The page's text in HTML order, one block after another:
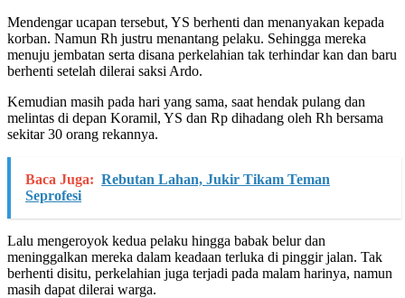
Mendengar ucapan tersebut, YS berhenti dan menanyakan kepada
korban. Namun Rh justru menantang pelaku. Sehingga mereka
menuju jembatan serta disana perkelahian tak terhindar kan dan baru
berhenti setelah dilerai saksi Ardo.
Kemudian masih pada hari yang sama, saat hendak pulang dan
melintas di depan Koramil, YS dan Rp dihadang oleh Rh bersama
sekitar 30 orang rekannya.
Baca Juga: Rebutan Lahan, Jukir Tikam Teman
Seprofesi
Lalu mengeroyok kedua pelaku hingga babak belur dan
meninggalkan mereka dalam keadaan terluka di pinggir jalan. Tak
berhenti disitu, perkelahian juga terjadi pada malam harinya, namun
masih dapat dilerai warga.